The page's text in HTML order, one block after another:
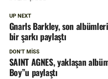
UP NEXT
Gnarls Barkley, son
bir şarkı paylaştı
DON'T MISS
SAINT AGNES, yaklaşan
Boy”u paylaştı